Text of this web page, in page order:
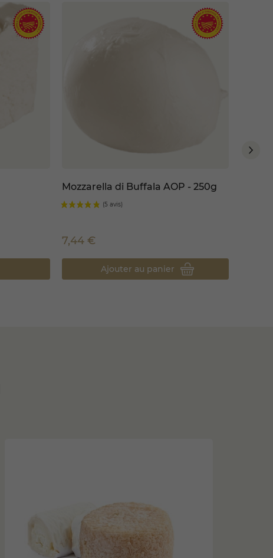
Mozzarella di Buffala AOP - 250g
7,44 €
Ajouter au panier